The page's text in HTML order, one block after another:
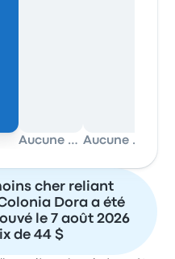
Aucune donnée Aucune donnée
cher reliant
Dora a été
le 7 août 2026
de 44 $